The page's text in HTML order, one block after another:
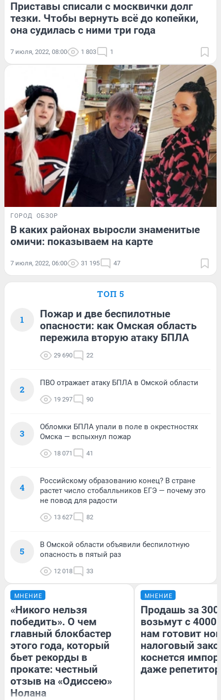
Приставы списали с москвички долг
тезки. Чтобы вернуть всё до копейки,
она судилась с ними три года
7 июля, 2022, 08:00 1 803 1
ГОРОД ОБЗОР
В каких районах выросли знаменитые
омичи: показываем на карте
7 июля, 2022, 06:00 31 195 47
ТОП 5
1
Пожар и две беспилотные
опасности: как Омская область
пережила вторую атаку БПЛА
29 690 22
2
ПВО отражает атаку БПЛА в Омской области
19 297 90
3
Обломки БПЛА упали в поле в окрестностях
Омска — вспыхнул пожар
18 071 41
4
Российскому образованию конец? В стране
растет число стобалльников ЕГЭ — почему это
не повод для радости
13 627 82
5
В Омской области объявили беспилотную
опасность в пятый раз
12 018 33
МНЕНИЕ
«Никого нельзя
победить». О чем
главный блокбастер
этого года, который
бьет рекорды в
прокате: честный
отзыв на «Одиссею»
Нолана
МНЕНИЕ
Продашь за
возьмут с
нам готовит
налоговый
коснется
даже